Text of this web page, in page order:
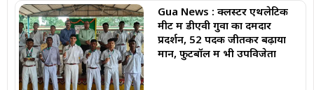
Gua News : क्लस्टर एथलेटिक
मीट में डीएवी गुवा का दमदार
प्रदर्शन, 52 पदक जीतकर बढ़ाया
मान, फुटबॉल में भी उपविजेता